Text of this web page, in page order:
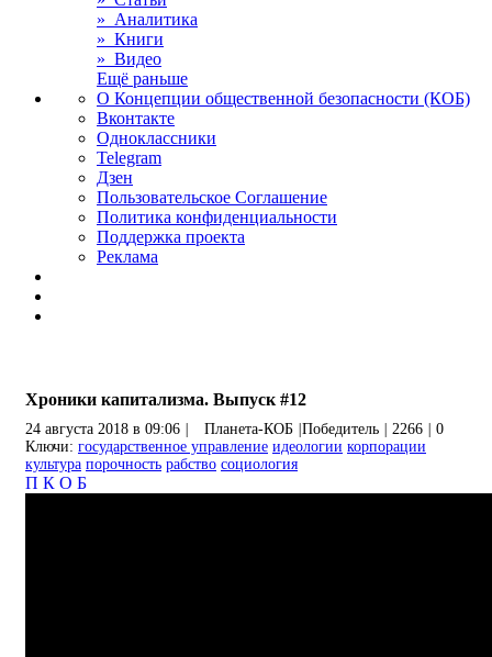
» Аналитика
» Книги
» Видео
Ещё раньше
О Концепции общественной безопасности (КОБ)
Вконтакте
Одноклассники
Telegram
Дзен
Пользовательское Соглашение
Политика конфиденциальности
Поддержка проекта
Реклама
Хроники капитализма. Выпуск #12
24 августа 2018 в 09:06 Планета-КОБ Победитель 2266
0
Ключи: государственное управление идеологии корпорации
культура порочность рабство социология
П К О Б